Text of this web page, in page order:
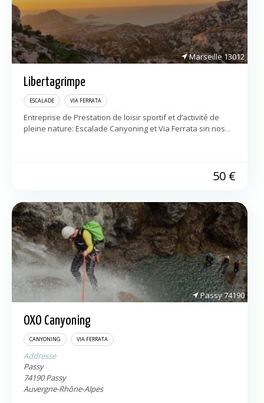
Marseille13012
Libertagrimpe
ESCALADE VIA FERRATA
Entreprise de Prestation de loisir sportif et d’activité de
pleine nature: Escalade Canyoning et Via Ferrata sin nos
50 €
Passy74190
OXO Canyoning
CANYONING VIA FERRATA
Addresse
Passy
74190 Passy
Auvergne-Rhône-Alpes